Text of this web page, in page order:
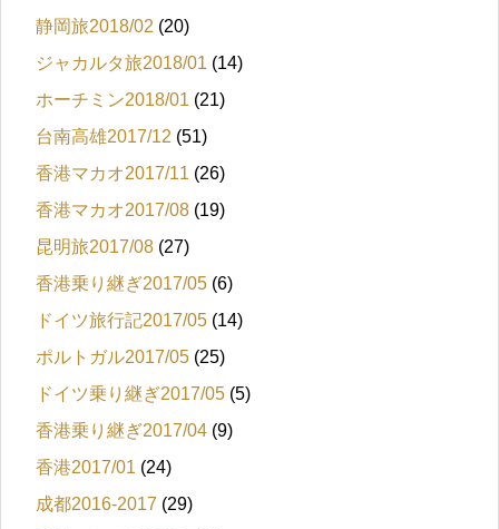
静岡旅2018/02 (20)
ジャカルタ旅2018/01 (14)
ホーチミン2018/01 (21)
台南高雄2017/12 (51)
香港マカオ2017/11 (26)
香港マカオ2017/08 (19)
昆明旅2017/08 (27)
香港乗り継ぎ2017/05 (6)
ドイツ旅行記2017/05 (14)
ポルトガル2017/05 (25)
ドイツ乗り継ぎ2017/05 (5)
香港乗り継ぎ2017/04 (9)
香港2017/01 (24)
成都2016-2017 (29)